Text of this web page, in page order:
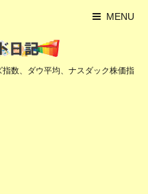
MENU
数、ダウ平均、ナスダック株価指